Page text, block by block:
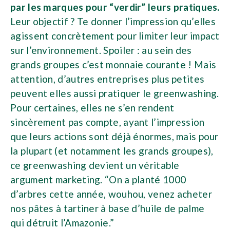
par les marques pour “verdir” leurs pratiques.
Leur objectif ? Te donner l’impression qu’elles
agissent concrètement pour limiter leur impact
sur l’environnement. Spoiler : au sein des
grands groupes c’est monnaie courante ! Mais
attention, d’autres entreprises plus petites
peuvent elles aussi pratiquer le greenwashing.
Pour certaines, elles ne s’en rendent
sincèrement pas compte, ayant l’impression
que leurs actions sont déjà énormes, mais pour
la plupart (et notamment les grands groupes),
ce greenwashing devient un véritable
argument marketing. “On a planté 1000
d’arbres cette année, wouhou, venez acheter
nos pâtes à tartiner à base d’huile de palme
qui détruit l’Amazonie.”